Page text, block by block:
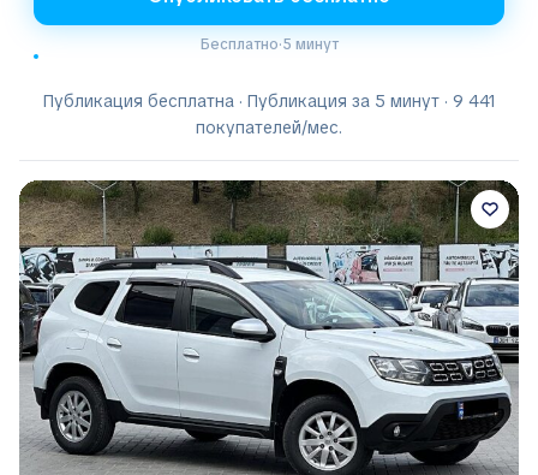
Бесплатно·5 минут
Публикация бесплатна · Публикация за 5 минут · 9 441
покупателей/мес.